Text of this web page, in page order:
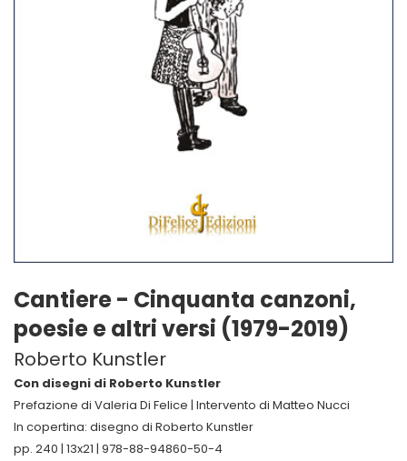
Cantiere - Cinquanta canzoni,
poesie e altri versi (1979-2019)
Roberto Kunstler
Con disegni di Roberto Kunstler
Prefazione di Valeria Di Felice | Intervento di Matteo Nucci
In copertina: disegno di Roberto Kunstler
pp. 240 | 13x21 | 978-88-94860-50-4